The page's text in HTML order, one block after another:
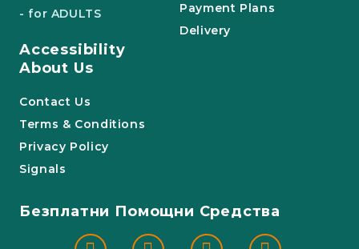
- for ADULTS
Accessibility
Payment Plans
Delivery
About Us
Contact Us
Terms & Conditions
Privacy Policy
Signals
Безплатни Помощни Средства